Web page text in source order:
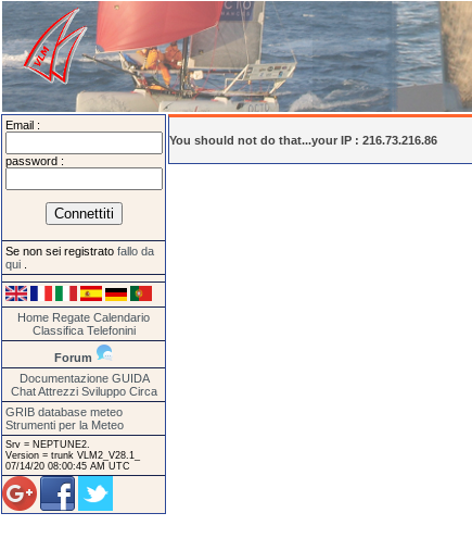
Email :
password :
Se non sei registrato fallo da
qui
Home Regate Calendario
Classifica Telefonini
Forum
Documentazione GUIDA
Chat Attrezzi Sviluppo Circa
GRIB database meteo
Strumenti per la Meteo
Srv = NEPTUNE2.
Version = trunk VLM2_V28.1_
07/14/20 08:00:45 AM UTC
You should not do that...your IP : 216.73.216.86